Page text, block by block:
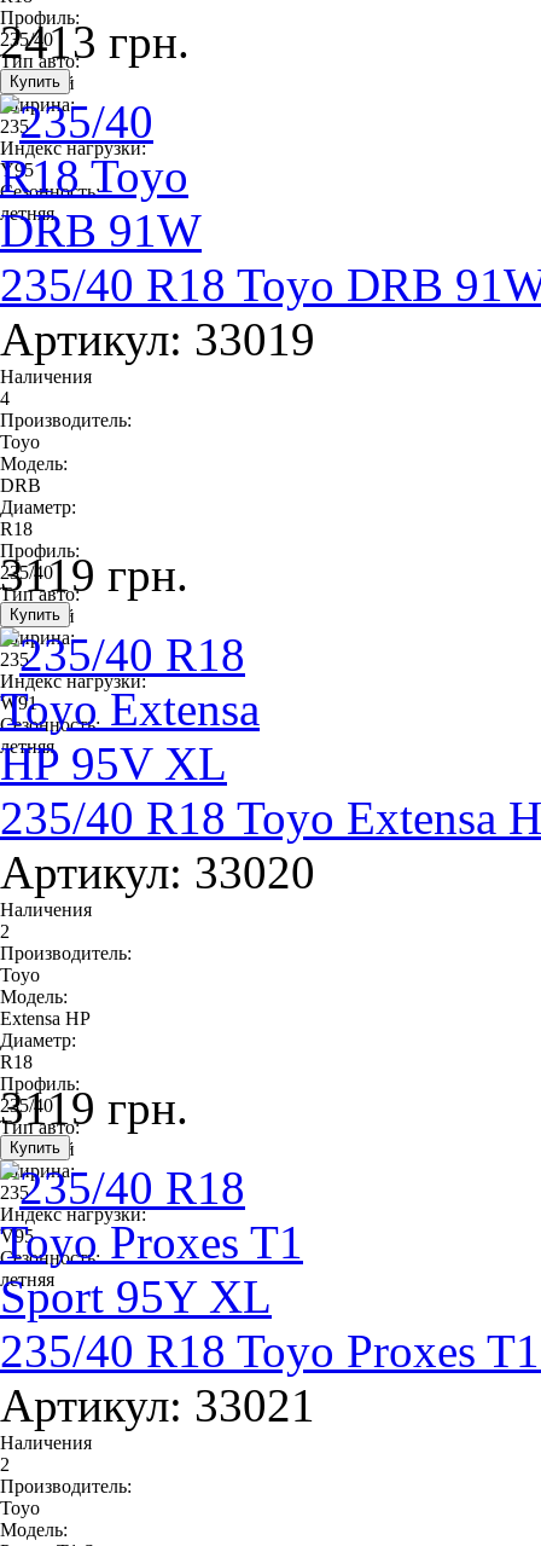
Профиль:
235/40
Тип авто:
легковой
Ширина:
235
Индекс нагрузки:
Y95
Сезонность:
летняя
2413 грн.
235/40 R18 Toyo DRB
Артикул: 33019
Наличения
4
Производитель:
Toyo
Модель:
DRB
Диаметр:
R18
Профиль:
235/40
Тип авто:
легковой
Ширина:
235
Индекс нагрузки:
W91
Сезонность:
летняя
3119 грн.
235/40 R18 Toyo Extensa
Артикул: 33020
Наличения
2
Производитель:
Toyo
Модель:
Extensa HP
Диаметр:
R18
Профиль:
235/40
Тип авто:
легковой
Ширина:
235
Индекс нагрузки:
V95
Сезонность:
летняя
3119 грн.
235/40 R18 Toyo Proxes
Артикул: 33021
Наличения
2
Производитель:
Toyo
Модель: